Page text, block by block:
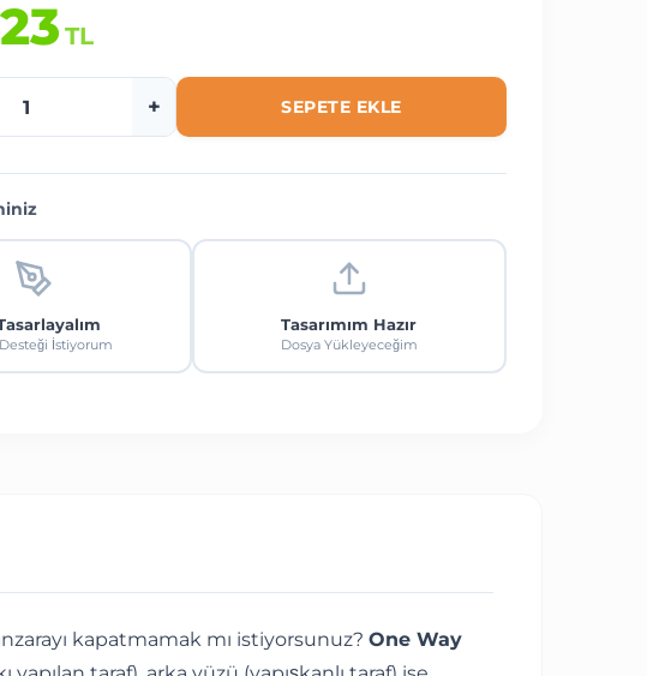
TL
+ SEPETE EKLE
İstiyorum
Tasarımım Hazır
Dosya Yükleyeceğim
kapatmamak mı istiyorsunuz? One Way